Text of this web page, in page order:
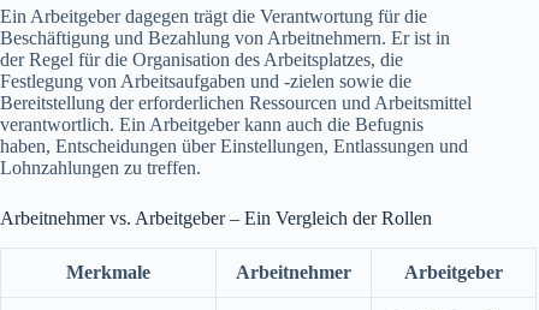
Ein Arbeitgeber dagegen trägt die Verantwortung für die
Beschäftigung und Bezahlung von Arbeitnehmern. Er ist in
der Regel für die Organisation des Arbeitsplatzes, die
Festlegung von Arbeitsaufgaben und -zielen sowie die
Bereitstellung der erforderlichen Ressourcen und Arbeitsmittel
verantwortlich. Ein Arbeitgeber kann auch die Befugnis
haben, Entscheidungen über Einstellungen, Entlassungen und
Lohnzahlungen zu treffen.
Arbeitnehmer vs. Arbeitgeber – Ein Vergleich der Rollen
Merkmale Arbeitnehmer Arbeitgeber